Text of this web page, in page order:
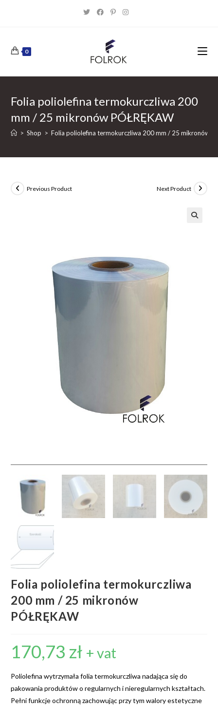
0
Folia poliolefina termokurczliwa 200
mm / 25 mikronów PÓŁRĘKAW
> Shop > Folia poliolefina termokurczliwa 200 mm / 25 mikronów
Previous Product Next Product
Folia poliolefina termokurczliwa
200 mm / 25 mikronów
PÓŁRĘKAW
170,73 zł + vat
Poliolefina wytrzymała folia termokurczliwa nadająca się do
pakowania produktów o regularnych i nieregularnych kształtach.
Pełni funkcje ochronną zachowując przy tym walory estetyczne